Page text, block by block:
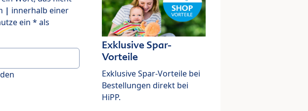
| innerhalb einer
ein * als
Exklusive Spar-
Vorteile
Exklusive Spar-Vorteile bei
Bestellungen direkt bei
HiPP.